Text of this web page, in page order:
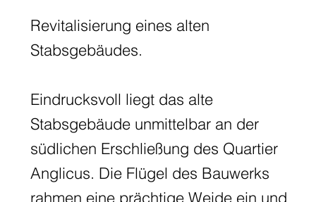
Revitalisierung eines alten
Stabsgebäudes.
Eindrucksvoll liegt das alte
Stabsgebäude unmittelbar an der
südlichen Erschließung des Quartier
Anglicus. Die Flügel des Bauwerks
rahmen eine prächtige Weide ein und